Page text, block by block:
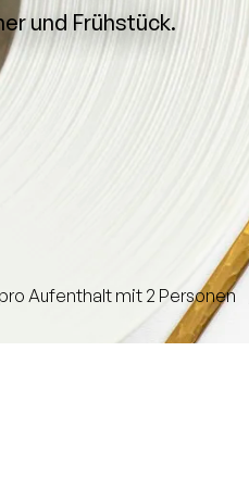
und Frühstück.
pro Aufenthalt mit 2 Personen